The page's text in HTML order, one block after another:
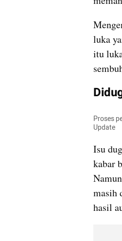
luka
itu
Proses
Update
Isu
kabar
masih
hasil